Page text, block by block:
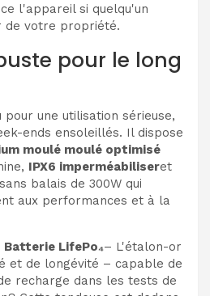
l'appareil si quelqu'un
de votre propriété.
pour le long
pour une utilisation sérieuse,
ends ensoleillés. Il dispose
moulé moulé optimisé
IPX6 imperméabiliseret
balais de 300W qui
aux performances et à la
Batterie LifePo₄– L'étalon-or
et de longévité – capable de
recharge dans les tests de